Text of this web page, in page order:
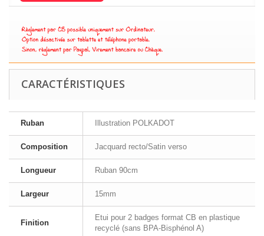
CARACTÉRISTIQUES
Ruban Illustration POLKADOT
Composition Jacquard recto/Satin verso
Longueur Ruban 90cm
Largeur 15mm
Finition
Etui pour 2 badges format CB en plastique
recyclé (sans BPA-Bisphénol A)